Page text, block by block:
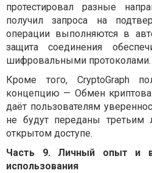
протестировал разные
получил запроса на
операции выполняются в
защита соединения
шифровальными протоколами.
Кроме того, CryptoGraph
концепцию — Обмен
даёт пользователям
не будут переданы
открытом доступе.
Часть 9. Личный опыт и
использования